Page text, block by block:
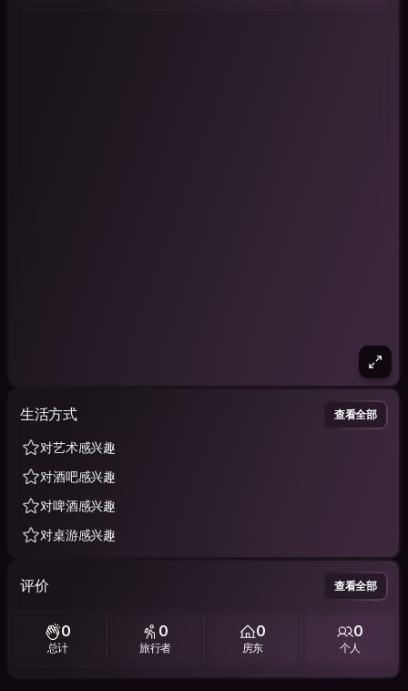
生活方式 查看全部
对艺术感兴趣
对酒吧感兴趣
对啤酒感兴趣
对桌游感兴趣
评价 查看全部
0
总计
0
旅行者
0
房东
0
个人